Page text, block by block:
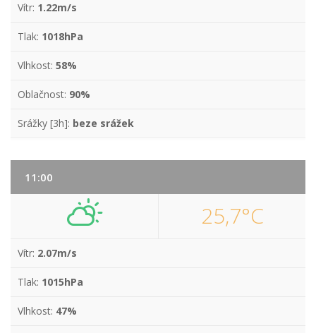
Vítr: 1.22m/s
Tlak: 1018hPa
Vlhkost: 58%
Oblačnost: 90%
Srážky [3h]: beze srážek
11:00
25,7°C
Vítr: 2.07m/s
Tlak: 1015hPa
Vlhkost: 47%